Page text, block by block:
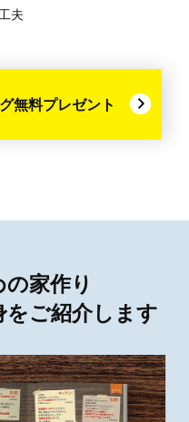
夫
無料プレゼント
家作り
をご紹介します